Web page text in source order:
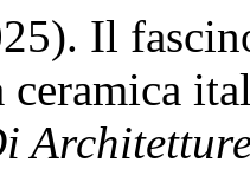
Il
ceramica